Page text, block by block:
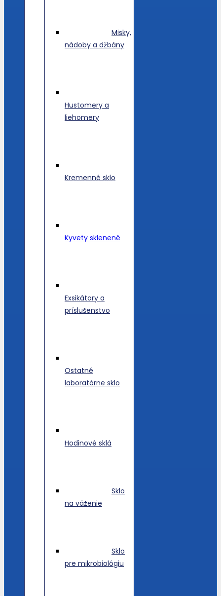
Misky,
nádoby a džbány
Hustomery a
liehomery
Kremenné sklo
Kyvety sklenené
Exsikátory a
príslušenstvo
Ostatné
laboratórne sklo
Hodinové sklá
Sklo
na váženie
Sklo
pre mikrobiológiu